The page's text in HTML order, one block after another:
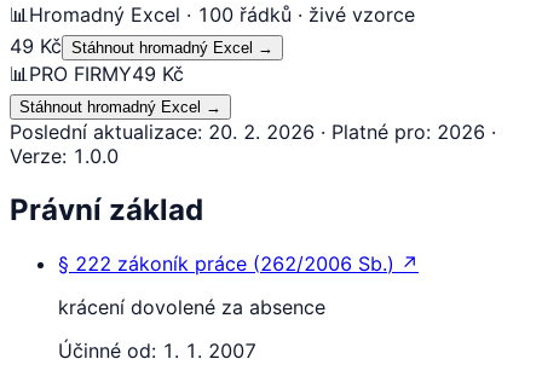
📊 Hromadný Excel · 100 řádků · živé vzorce
49 Kč Stáhnout hromadný Excel →
📊 PRO FIRMY49 Kč
Stáhnout hromadný Excel →
Poslední aktualizace: 20. 2. 2026 · Platné pro: 2026 ·
Verze: 1.0.0
Právní základ
§ 222 zákoník práce (262/2006 Sb.) ↗
krácení dovolené za absence
Účinné od: 1. 1. 2007